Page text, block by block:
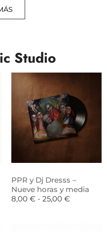
Studio
PPR y Dj Dresss –
Nueve horas y media
8,00 € - 25,00 €